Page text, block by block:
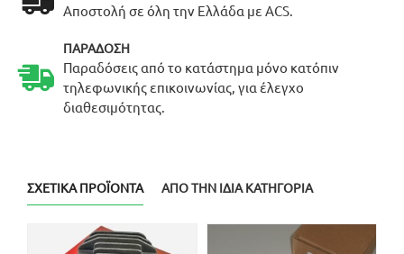
Αποστολή σε όλη την Ελλάδα με ACS.
ΠΑΡΆΔΟΣΗ
Παραδόσεις από το κατάστημα μόνο κατόπιν
τηλεφωνικής επικοινωνίας, για έλεγχο
διαθεσιμότητας.
ΣΧΕΤΙΚΆ ΠΡΟΪΌΝΤΑ ΑΠΌ ΤΗΝ ΊΔΙΑ ΚΑΤΗΓΟΡΊΑ